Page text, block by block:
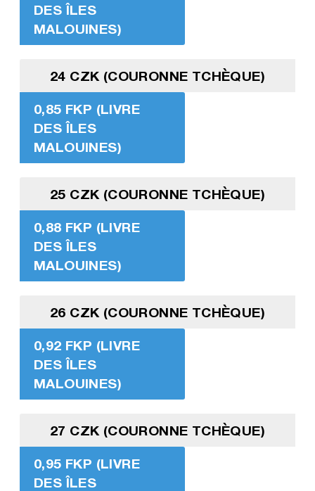
DES ÎLES
MALOUINES)
24 CZK (COURONNE TCHÈQUE)
0,85 FKP (LIVRE
DES ÎLES
MALOUINES)
25 CZK (COURONNE TCHÈQUE)
0,88 FKP (LIVRE
DES ÎLES
MALOUINES)
26 CZK (COURONNE TCHÈQUE)
0,92 FKP (LIVRE
DES ÎLES
MALOUINES)
27 CZK (COURONNE TCHÈQUE)
0,95 FKP (LIVRE
DES ÎLES